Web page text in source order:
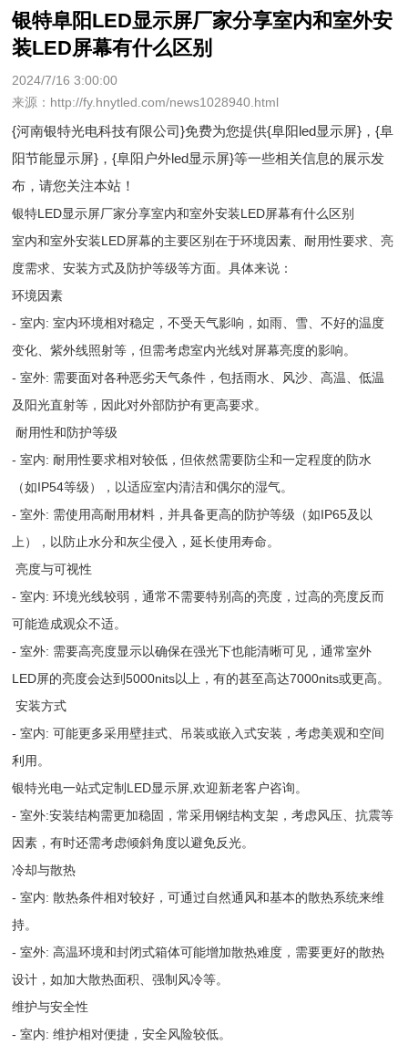
银特阜阳LED显示屏厂家分享室内和室外安
装LED屏幕有什么区别
2024/7/16 3:00:00
来源：http://fy.hnytled.com/news1028940.html
{河南银特光电科技有限公司}免费为您提供{阜阳led显示屏} ，{阜
阳节能显示屏}，{阜阳户外led显示屏}等一些相关信息的展示发
布，请您关注本站！
银特LED显示屏厂家分享室内和室外安装LED屏幕有什么区别
室内和室外安装LED屏幕的主要区别在于环境因素、耐用性要求、亮
度需求、安装方式及防护等级等方面。具体来说：
环境因素
- 室内: 室内环境相对稳定，不受天气影响，如雨、雪、不好的温度
变化、紫外线照射等，但需考虑室内光线对屏幕亮度的影响。
- 室外: 需要面对各种恶劣天气条件，包括雨水、风沙、高温、低温
及阳光直射等，因此对外部防护有更高要求。
耐用性和防护等级
- 室内: 耐用性要求相对较低，但依然需要防尘和一定程度的防水
（如IP54等级），以适应室内清洁和偶尔的湿气。
- 室外: 需使用高耐用材料，并具备更高的防护等级（如IP65及以
上），以防止水分和灰尘侵入，延长使用寿命。
亮度与可视性
- 室内: 环境光线较弱，通常不需要特别高的亮度，过高的亮度反而
可能造成观众不适。
- 室外: 需要高亮度显示以确保在强光下也能清晰可见，通常室外
LED屏的亮度会达到5000nits以上，有的甚至高达7000nits或更高。
安装方式
- 室内: 可能更多采用壁挂式、吊装或嵌入式安装，考虑美观和空间
利用。
银特光电一站式定制LED显示屏,欢迎新老客户咨询。
- 室外:安装结构需更加稳固，常采用钢结构支架，考虑风压、抗震等
因素，有时还需考虑倾斜角度以避免反光。
冷却与散热
- 室内: 散热条件相对较好，可通过自然通风和基本的散热系统来维
持。
- 室外: 高温环境和封闭式箱体可能增加散热难度，需要更好的散热
设计，如加大散热面积、强制风冷等。
维护与安全性
- 室内: 维护相对便捷，安全风险较低。